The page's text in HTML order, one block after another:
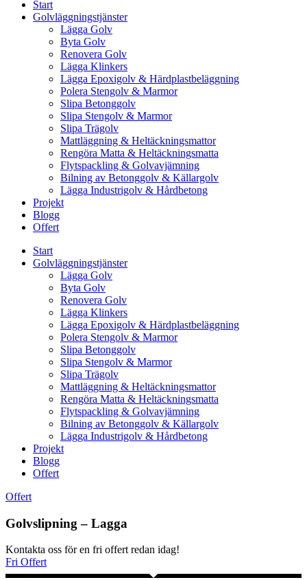
Start
Golvläggningstjänster
Lägga Golv
Byta Golv
Renovera Golv
Lägga Klinkers
Lägga Epoxigolv & Härdplastbeläggning
Polera Stengolv & Marmor
Slipa Betonggolv
Slipa Stengolv & Marmor
Slipa Trägolv
Mattläggning & Heltäckningsmattor
Rengöra Matta & Heltäckningsmatta
Flytspackling & Golvavjämning
Bilning av Betonggolv & Källargolv
Lägga Industrigolv & Hårdbetong
Projekt
Blogg
Offert
Start
Golvläggningstjänster
Lägga Golv
Byta Golv
Renovera Golv
Lägga Klinkers
Lägga Epoxigolv & Härdplastbeläggning
Polera Stengolv & Marmor
Slipa Betonggolv
Slipa Stengolv & Marmor
Slipa Trägolv
Mattläggning & Heltäckningsmattor
Rengöra Matta & Heltäckningsmatta
Flytspackling & Golvavjämning
Bilning av Betonggolv & Källargolv
Lägga Industrigolv & Hårdbetong
Projekt
Blogg
Offert
Offert
Golvslipning – Lagga
Kontakta oss för en fri offert redan idag!
Fri Offert